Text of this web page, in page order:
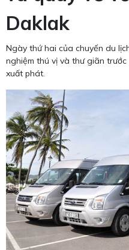
Daklak
Ngày thứ hai của chuyến du
nghiệm thú vị và thư giãn
xuất phát.